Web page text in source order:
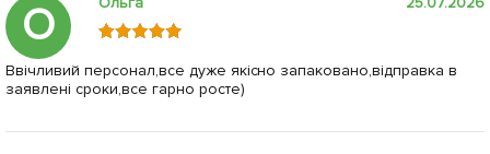
Сообщить о поступлении